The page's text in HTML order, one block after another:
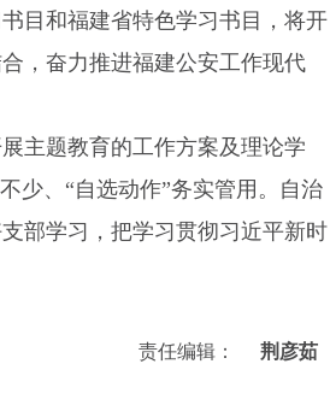
目和福建省特色学习书目，将开
，奋力推进福建公安工作现代
主题教育的工作方案及理论学
少、“自选动作”务实管用。自治
部学习，把学习贯彻习近平新时
责任编辑： 荆彦茹